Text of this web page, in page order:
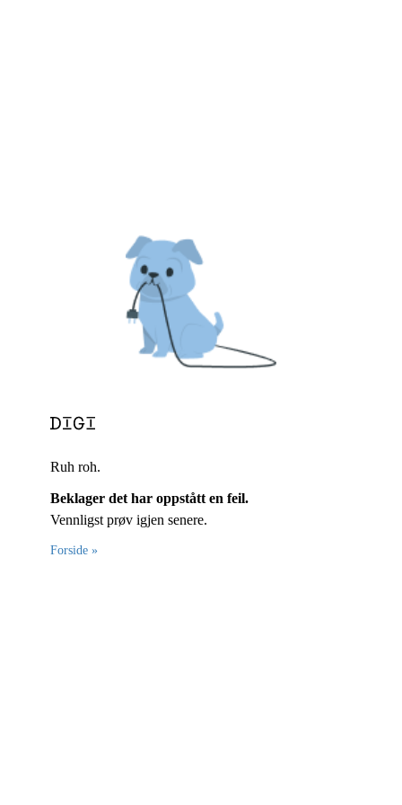
Ruh roh.
Beklager det har oppstått en feil.
Vennligst prøv igjen senere.
Forside »